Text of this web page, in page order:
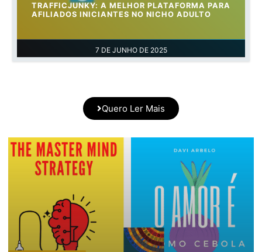
7 DE JUNHO DE 2025
TRAFFICJUNKY: A MELHOR PLATAFORMA PARA
AFILIADOS INICIANTES NO NICHO ADULTO
Quero Ler Mais